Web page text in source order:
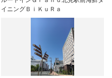
イニングＢｉＫｕＲａ